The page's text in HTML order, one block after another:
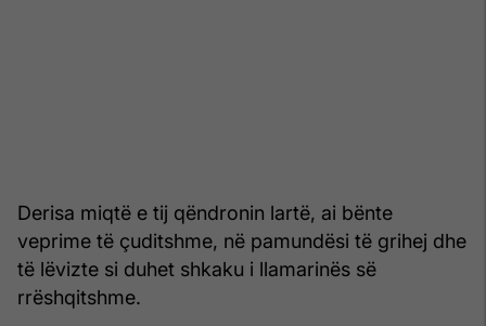
Derisa miqtë e tij qëndronin lartë, ai bënte
veprime të çuditshme, në pamundësi të grihej dhe
të lëvizte si duhet shkaku i llamarinës së
rrëshqitshme.